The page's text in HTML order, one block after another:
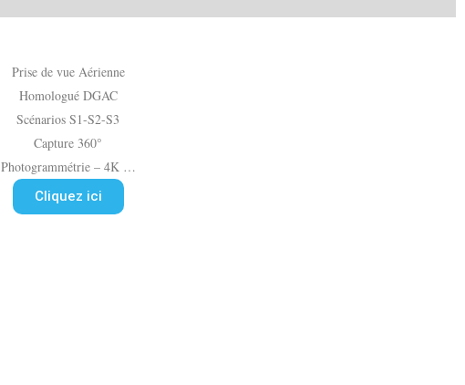
Prise de vue Aérienne
Homologué DGAC
Scénarios S1-S2-S3
Capture 360°
Photogrammétrie – 4K …
Cliquez ici